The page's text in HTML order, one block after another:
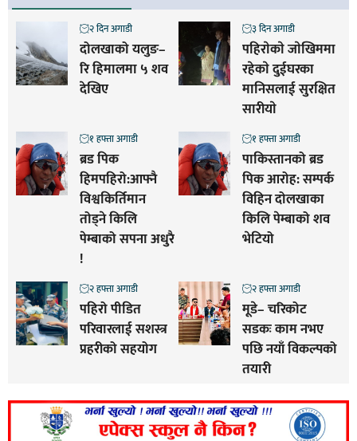
दोलखाको यलुङ–
रि हिमालमा ५ शव
देखिए
२ दिन अगाडी
पहिराेकाे जाेखिममा
रहेकाे दुईघरका
मानिसलाई सुरक्षित
सारीयाे
३ दिन अगाडी
ब्रड पिक
हिमपहिरो:आफ्नै
विश्वकिर्तिमान
तोड्ने किलि
पेम्बाको सपना अधुरै
!
१ हफ्ता अगाडी
पाकिस्तानको ब्रड
पिक आरोह‌‌: सम्पर्क
विहिन दोलखाका
किलि पेम्बाको शव
भेटियो
१ हफ्ता अगाडी
पहिरो पीडित
परिवारलाई सशस्त्र
प्रहरीको सहयोग
२ हफ्ता अगाडी
मूडे– चरिकोट
सडकः काम नभए
पछि नयाँ विकल्पको
तयारी
२ हफ्ता अगाडी